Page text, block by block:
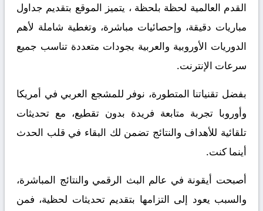
القدم العالمية لحظة بلحظة ، يتميز الموقع بتقديم جداول
مباريات دقيقة، وإحصائيات مباشرة، وتغطية شاملة لأهم
الدوريات الأوروبية والعربية بجودات متعددة تناسب جميع
سرعات الإنترنت.
بفضل تقنياتنا المتطورة، نوفر للمشجع العربي في أمريكا
وأوروبا تجربة متابعة فريدة بدون تقطيع، مع تحديثات
تلقائية للأهداف والنتائج تضمن لك البقاء في قلب الحدث
أينما كنت.
أصبحت أيقونة في عالم البث الرقمي والنتائج المباشرة،
والسبب يعود إلى التزامها بتقديم تحديثات لحظية، فمن